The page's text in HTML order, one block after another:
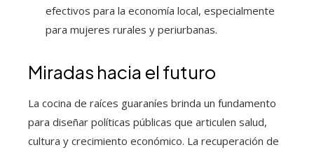
efectivos para la economía local, especialmente
para mujeres rurales y periurbanas.
Miradas hacia el futuro
La cocina de raíces guaraníes brinda un fundamento
para diseñar políticas públicas que articulen salud,
cultura y crecimiento económico. La recuperación de